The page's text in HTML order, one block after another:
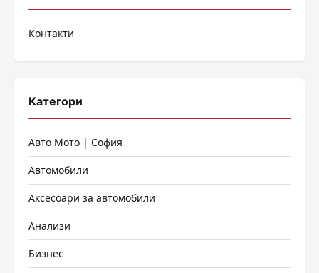
Контакти
Категори
Авто Мото | София
Автомобили
Аксесоари за автомобили
Анализи
Бизнес